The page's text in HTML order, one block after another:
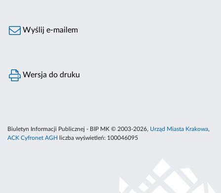
Wyślij e-mailem
Wersja do druku
Biuletyn Informacji Publicznej - BIP MK © 2003-2026, Urząd Miasta Krakowa,
ACK Cyfronet AGH
liczba wyświetleń: 100046095